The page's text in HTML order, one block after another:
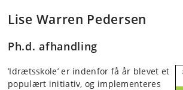
Lise Warren Pedersen
Ph.d. afhandling
’Idrætsskole’ er indenfor få år blevet et
populært initiativ, og implementeres